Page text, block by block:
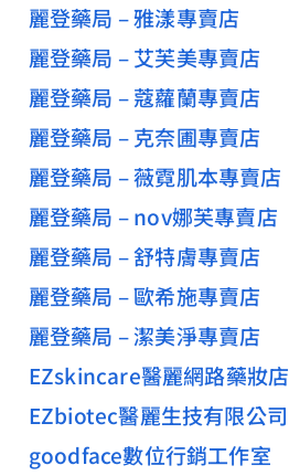
麗登藥局 – 雅漾專賣店
麗登藥局 – 艾芙美專賣店
麗登藥局 – 蔻蘿蘭專賣店
麗登藥局 – 克奈圃專賣店
麗登藥局 – 薇霓肌本專賣店
麗登藥局 – nov娜芙專賣店
麗登藥局 – 舒特膚專賣店
麗登藥局 – 歐希施專賣店
麗登藥局 – 潔美淨專賣店
EZskincare醫麗網路藥妝店
EZbiotec醫麗生技有限公司
goodface數位行銷工作室